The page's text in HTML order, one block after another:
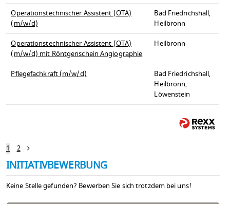
Operationstechnischer Assistent (OTA)
(m/w/d)
Bad Friedrichshall,
Heilbronn
Operationstechnischer Assistent (OTA)
(m/w/d) mit Röntgenschein Angiographie
Heilbronn
Pflegefachkraft (m/w/d)
Bad Friedrichshall,
Heilbronn,
Löwenstein
1 2
INITIATIVBEWERBUNG
Keine Stelle gefunden? Bewerben Sie sich trotzdem bei uns!